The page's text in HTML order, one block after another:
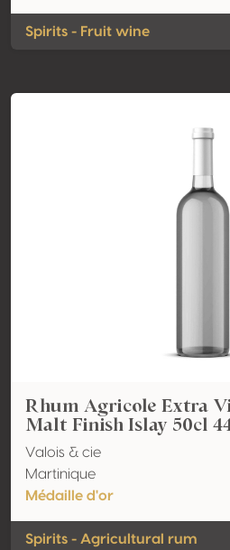
Spirits - Fruit wine
Rhum Agricole Extra
Malt Finish Islay 50cl
Valois & cie
Martinique
Médaille d'or
Spirits - Agricultural rum